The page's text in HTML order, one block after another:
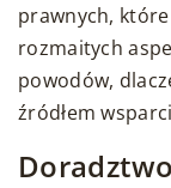
prawnych,
rozmaitych
powodów,
źródłem